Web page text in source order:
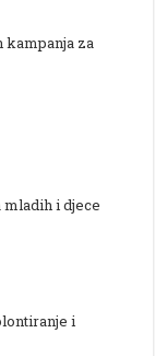
kampanja za
i djece
i